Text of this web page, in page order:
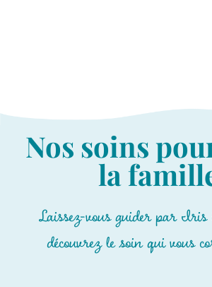
Nos soins
la
Laissez-vous guider par
découvrez le soin qui vous